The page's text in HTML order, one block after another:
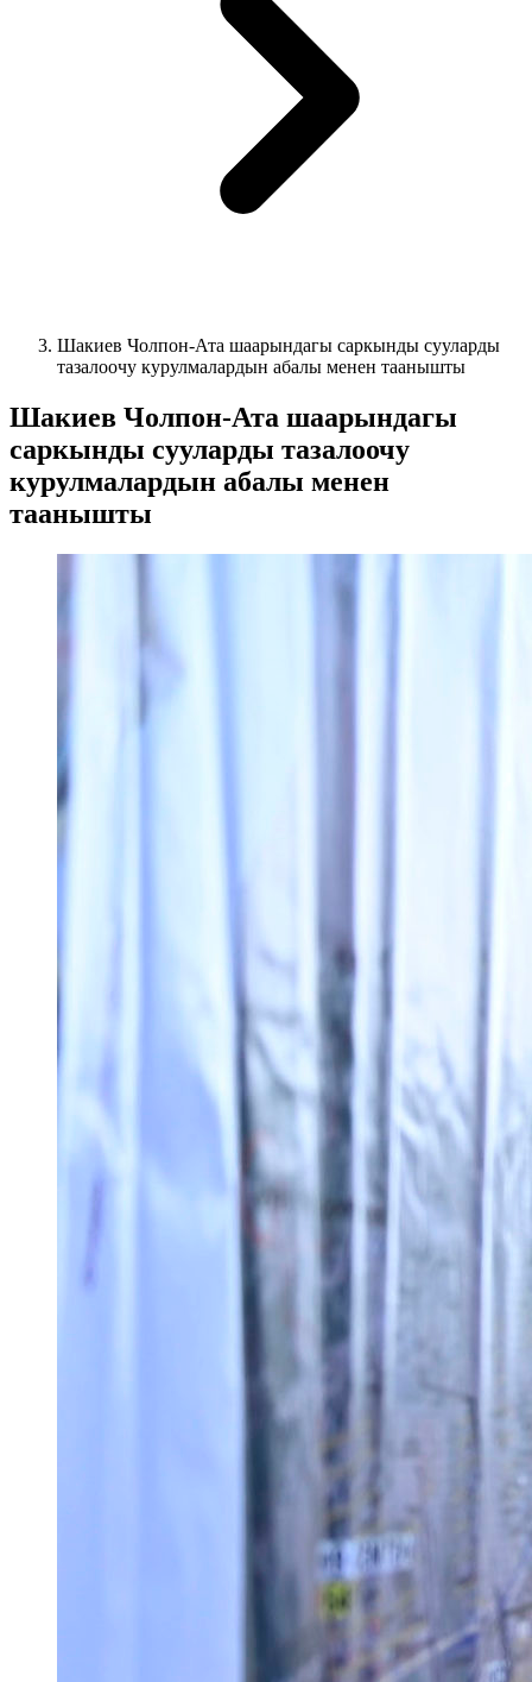
Шакиев Чолпон-Ата шаарындагы саркынды сууларды
тазалоочу курулмалардын абалы менен таанышты
Шакиев Чолпон-Ата шаарындагы
саркынды сууларды тазалоочу
курулмалардын абалы менен
таанышты